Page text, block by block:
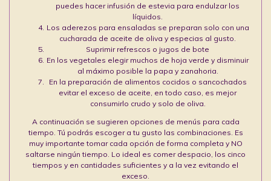
puedes hacer infusión de estevia para endulzar los
líquidos.
Los aderezos para ensaladas se preparan solo con una
cucharada de aceite de oliva y especias al gusto.
Suprimir refrescos o jugos de bote
En los vegetales elegir muchos de hoja verde y disminuir
al máximo posible la papa y zanahoria.
En la preparación de alimentos cocidos o sancochados
evitar el exceso de aceite, en todo caso, es mejor
consumirlo crudo y solo de oliva.
A continuación se sugieren opciones de menús para cada
tiempo. Tú podrás escoger a tu gusto las combinaciones. Es
muy importante tomar cada opción de forma completa y NO
saltarse ningún tiempo. Lo ideal es comer despacio, los cinco
tiempos y en cantidades suficientes y a la vez evitando el
exceso.